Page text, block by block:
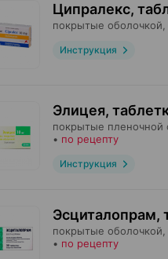
Ципралекс,
покрытые оболочкой,
Инструкция
Элицея,
покрытые пленочной
• по рецепту
Инструкция
Эсциталопрам,
покрытые оболочкой,
• по рецепту